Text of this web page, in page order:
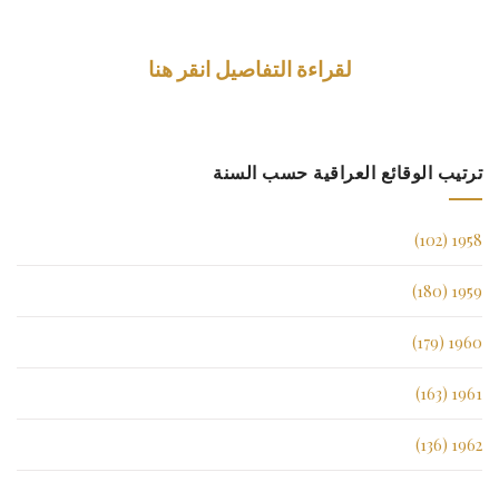
لقراءة التفاصيل انقر هنا
ترتيب الوقائع العراقية حسب السنة
1958 (102)
1959 (180)
1960 (179)
1961 (163)
1962 (136)